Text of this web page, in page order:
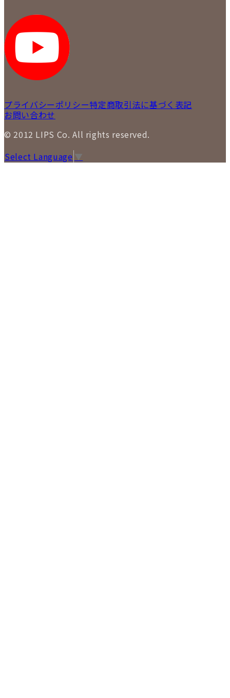
プライバシーポリシー特定商取引法に基づく表記
お問い合わせ
© 2012 LIPS Co. All rights reserved.
Select Language ▼